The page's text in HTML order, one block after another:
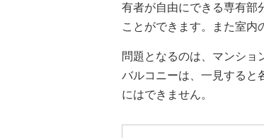
有者が自由にできる専有部
ことができます。また室内
問題となるのは、マンショ
バルコニーは、一見すると
にはできません。